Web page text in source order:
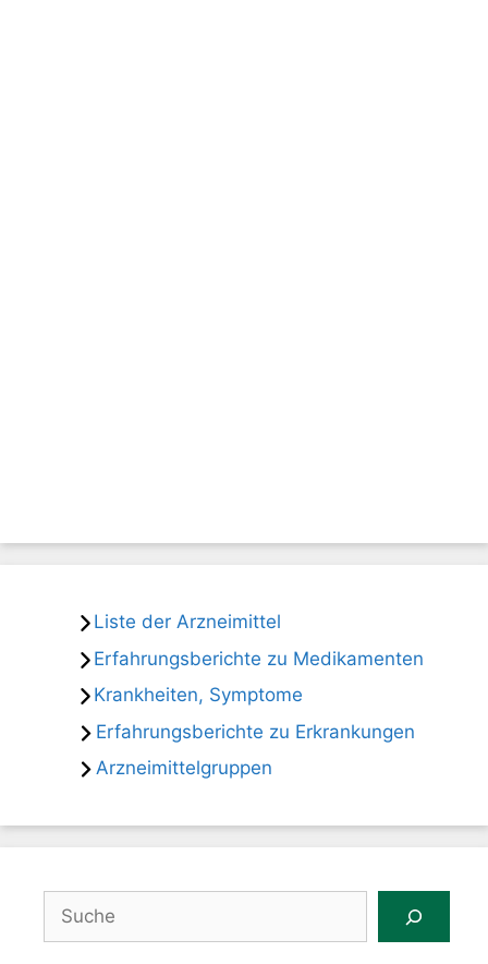
Liste der Arzneimittel
Erfahrungsberichte zu Medikamenten
Krankheiten, Symptome
Erfahrungsberichte zu Erkrankungen
Arzneimittelgruppen
Suchen